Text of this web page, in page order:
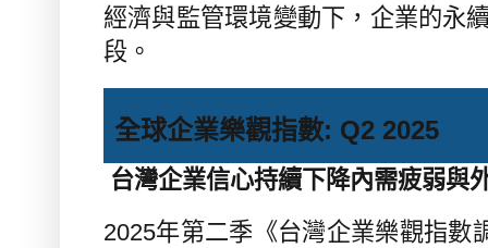
經濟與監管環境變動下，企業的永
段。
全球企業樂觀指數: Q2 2025
台灣企業信心持續下降內需疲弱與
2025年第二季《台灣企業樂觀指數